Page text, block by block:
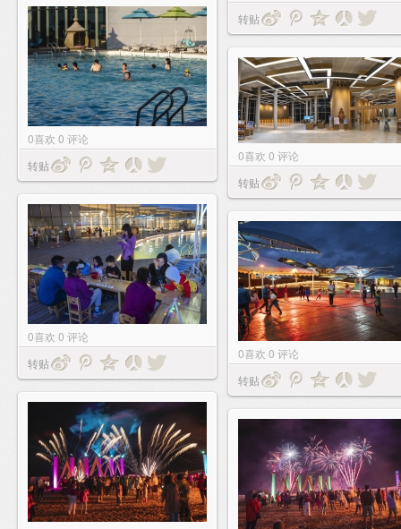
转贴
0喜欢 0 评论
转贴
0喜欢 0 评论
转贴
0喜欢 0 评论
转贴
0喜欢 0 评论
转贴